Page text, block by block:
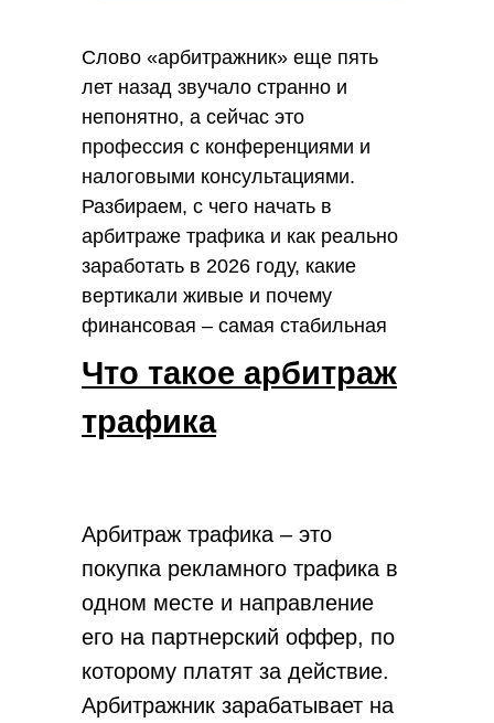
Слово «арбитражник» еще пять
лет назад звучало странно и
непонятно, а сейчас это
профессия с конференциями и
налоговыми консультациями.
Разбираем, с чего начать в
арбитраже трафика и как реально
заработать в 2026 году, какие
вертикали живые и почему
финансовая – самая стабильная
Что такое арбитраж
трафика
Арбитраж трафика – это
покупка рекламного трафика в
одном месте и направление
его на партнерский оффер, по
которому платят за действие.
Арбитражник зарабатывает на